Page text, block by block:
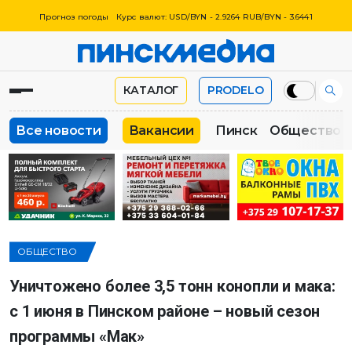
Прогноз погоды Курс валют: USD/BYN - 2.9264 RUB/BYN - 3.6441
КАТАЛОГ PRODELO
Все новости Вакансии Пинск Общество
ОБЩЕСТВО
Уничтожено более 3,5 тонн конопли и мака:
с 1 июня в Пинском районе – новый сезон
программы «Мак»